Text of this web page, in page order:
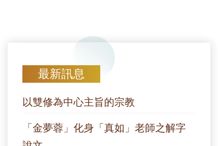
最新訊息
以雙修為中心主旨的宗教
「金夢蓉」化身「真如」老師之解字